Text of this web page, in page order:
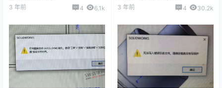
3 年前 4 6.1k 3 年前 4 30.2k